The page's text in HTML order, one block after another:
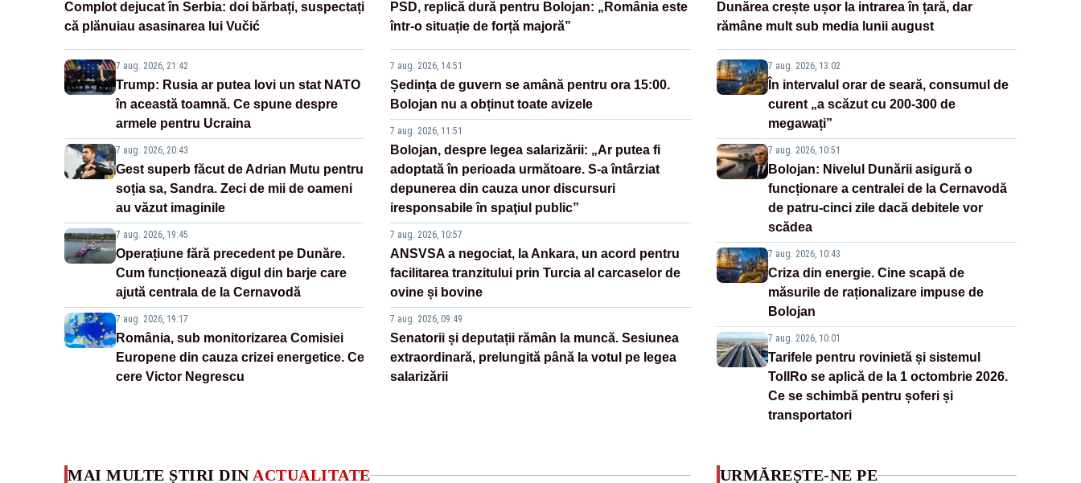
Complot dejucat în Serbia: doi bărbați, suspectați
că plănuiau asasinarea lui Vučić
7 aug. 2026, 21:42
Trump: Rusia ar putea lovi un stat NATO
în această toamnă. Ce spune despre
armele pentru Ucraina
7 aug. 2026, 20:43
Gest superb făcut de Adrian Mutu pentru
soția sa, Sandra. Zeci de mii de oameni
au văzut imaginile
7 aug. 2026, 19:45
Operațiune fără precedent pe Dunăre.
Cum funcționează digul din barje care
ajută centrala de la Cernavodă
7 aug. 2026, 19:17
România, sub monitorizarea Comisiei
Europene din cauza crizei energetice. Ce
cere Victor Negrescu
PSD, replică dură pentru Bolojan: „România este
într-o situație de forță majoră”
7 aug. 2026, 14:51
Ședința de guvern se amână pentru ora 15:00.
Bolojan nu a obținut toate avizele
7 aug. 2026, 11:51
Bolojan, despre legea salarizării: „Ar putea fi
adoptată în perioada următoare. S-a întârziat
depunerea din cauza unor discursuri
iresponsabile în spaţiul public”
7 aug. 2026, 10:57
ANSVSA a negociat, la Ankara, un acord pentru
facilitarea tranzitului prin Turcia al carcaselor de
ovine și bovine
7 aug. 2026, 09:49
Senatorii și deputații rămân la muncă. Sesiunea
extraordinară, prelungită până la votul pe legea
salarizării
Dunărea crește ușor la intrarea în țară, dar
rămâne mult sub media lunii august
7 aug. 2026, 13:02
În intervalul orar de seară, consumul de
curent „a scăzut cu 200-300 de
megawați”
7 aug. 2026, 10:51
Bolojan: Nivelul Dunării asigură o
funcționare a centralei de la Cernavodă
de patru-cinci zile dacă debitele vor
scădea
7 aug. 2026, 10:43
Criza din energie. Cine scapă de
măsurile de raționalizare impuse de
Bolojan
7 aug. 2026, 10:01
Tarifele pentru rovinietă și sistemul
TollRo se aplică de la 1 octombrie 2026.
Ce se schimbă pentru șoferi și
transportatori
MAI MULTE ȘTIRI DIN ACTUALITATE URMĂREȘTE-NE PE